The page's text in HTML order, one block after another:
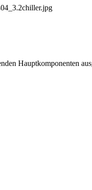
Hauptkomponenten